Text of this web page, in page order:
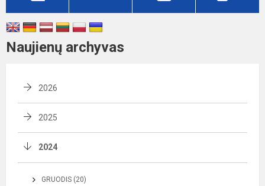
Naujienų archyvas
2026
2025
2024
GRUODIS (20)